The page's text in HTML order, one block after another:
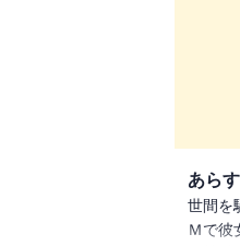
あら
世間を
Ｍで彼